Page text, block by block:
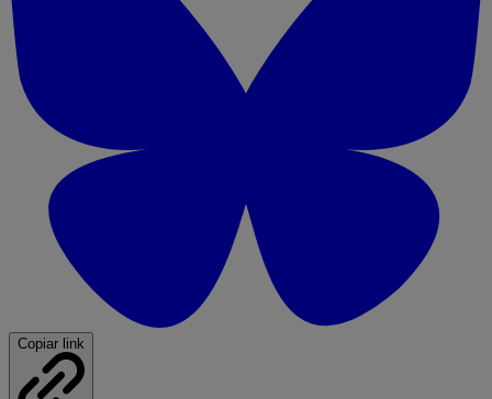
Copiar link